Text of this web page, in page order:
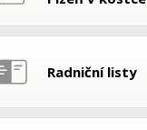
Radniční listy